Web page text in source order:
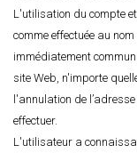
L'utilisation du compte
comme effectuée au
immédiatement
site Web, n'importe
l'annulation de
effectuer.
L'utilisateur a